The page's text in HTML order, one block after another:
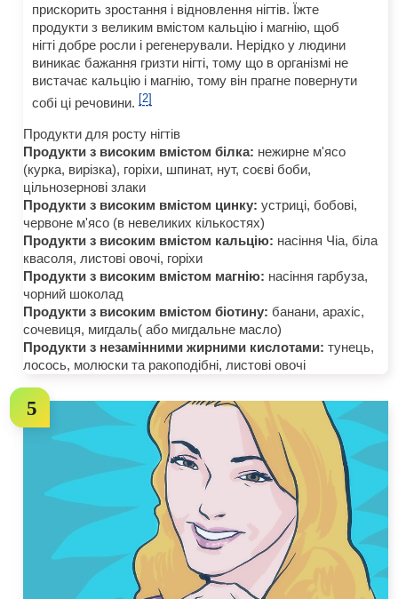
прискорить зростання і відновлення нігтів. Їжте
продукти з великим вмістом кальцію і магнію, щоб
нігті добре росли і регенерували. Нерідко у людини
виникає бажання гризти нігті, тому що в організмі не
вистачає кальцію і магнію, тому він прагне повернути
собі ці речовини.[2]
Продукти для росту нігтів
Продукти з високим вмістом білка: нежирне м'ясо
(курка, вирізка), горіхи, шпинат, нут, соєві боби,
цільнозернові злаки
Продукти з високим вмістом цинку: устриці, бобові,
червоне м'ясо (в невеликих кількостях)
Продукти з високим вмістом кальцію: насіння Чіа, біла
квасоля, листові овочі, горіхи
Продукти з високим вмістом магнію: насіння гарбуза,
чорний шоколад
Продукти з високим вмістом біотину: банани, арахіс,
сочевиця, мигдаль( або мигдальне масло)
Продукти з незамінними жирними кислотами: тунець,
лосось, молюски та ракоподібні, листові овочі